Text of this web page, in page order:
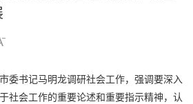
委书记马明龙调研社会工作，强调要深入
社会工作的重要论述和重要指示精神，认